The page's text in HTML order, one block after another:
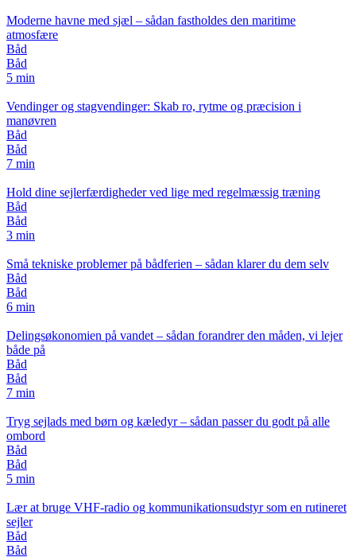
Moderne havne med sjæl – sådan fastholdes den maritime
atmosfære
Båd
Båd
5 min
Vendinger og stagvendinger: Skab ro, rytme og præcision i
manøvren
Båd
Båd
7 min
Hold dine sejlerfærdigheder ved lige med regelmæssig træning
Båd
Båd
3 min
Små tekniske problemer på bådferien – sådan klarer du dem selv
Båd
Båd
6 min
Delingsøkonomien på vandet – sådan forandrer den måden, vi lejer
både på
Båd
Båd
7 min
Tryg sejlads med børn og kæledyr – sådan passer du godt på alle
ombord
Båd
Båd
5 min
Lær at bruge VHF-radio og kommunikationsudstyr som en rutineret
sejler
Båd
Båd